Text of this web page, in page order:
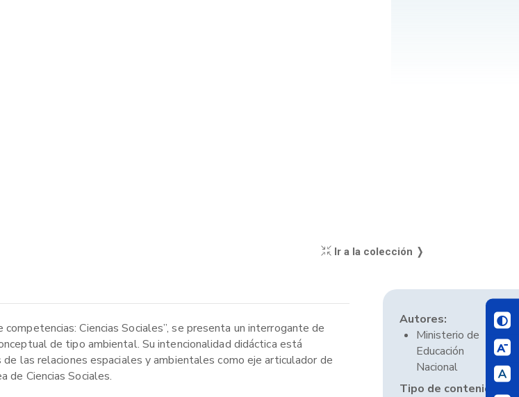
Ir a la colección ❭
Ciencias Sociales”, se presenta un interrogante de
de tipo ambiental. Su intencionalidad didáctica está
las relaciones espaciales y ambientales como eje articulador de
de Ciencias Sociales.
Autores:
Ministerio de
Educación
Nacional
Tipo de contenido: